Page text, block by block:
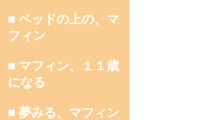
■ ベッドの上の、マ
フィン
■ マフィン、１１歳
になる
■ 夢みる、マフィン